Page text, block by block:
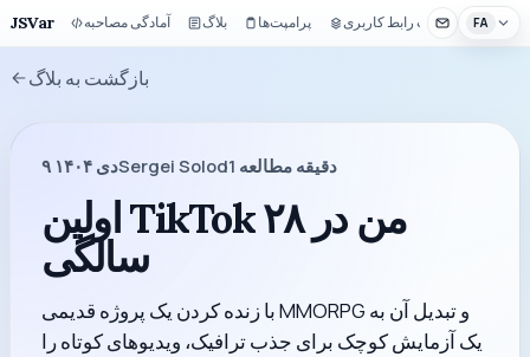
JSVar آمادگی مصاحبه بلاگ پرامپت‌ها کیت رابط کاربری FA
بازگشت به بلاگ
۹ دی ۱۴۰۴Sergei Solod1 دقیقه مطالعه
اولین TikTok من در ۲۸
سالگی
با زنده کردن یک پروژه قدیمی MMORPG و تبدیل آن به
یک آزمایش کوچک برای جذب ترافیک، ویدیوهای کوتاه را